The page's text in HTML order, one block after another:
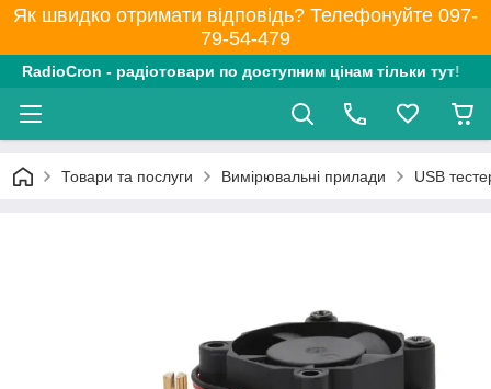
Як швидко отримати відповідь? Телефонуйте 097-
79-54-479
RadioCron - радіотовари по доступним цінам тільки тут!
Товари та послуги Вимірювальні прилади USB